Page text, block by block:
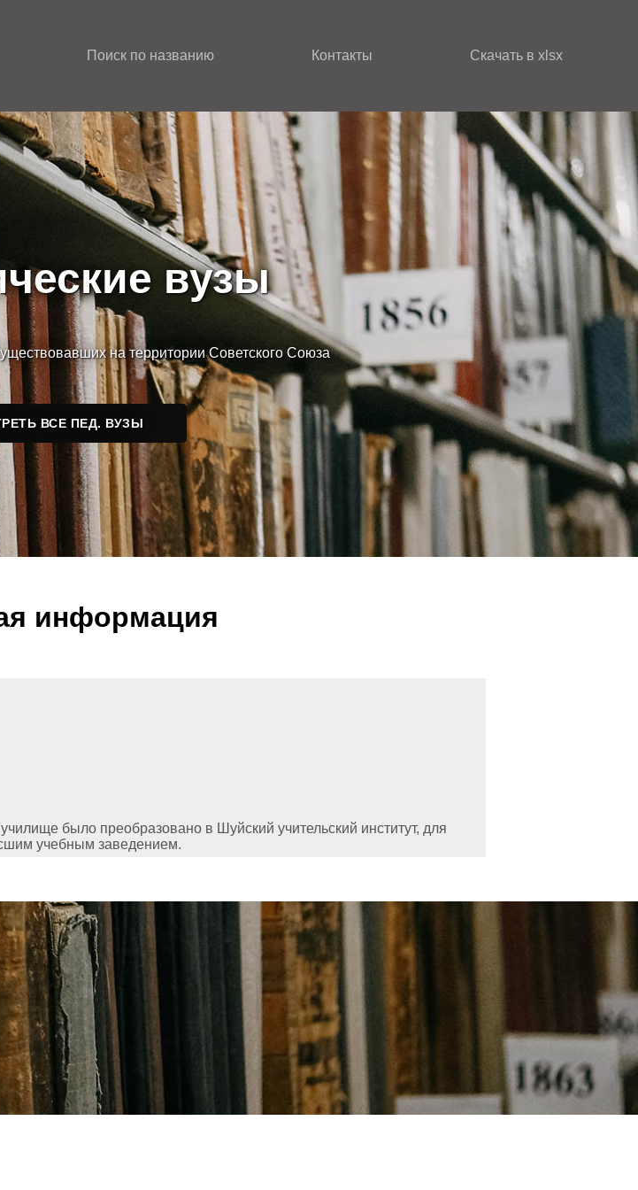
Поиск по названию Контакты Скачать в xlsx
вузы
на территории Советского Союза
ВСЕ ПЕД. ВУЗЫ
информация
было преобразовано в Шуйский учительский институт, для
учебным заведением.